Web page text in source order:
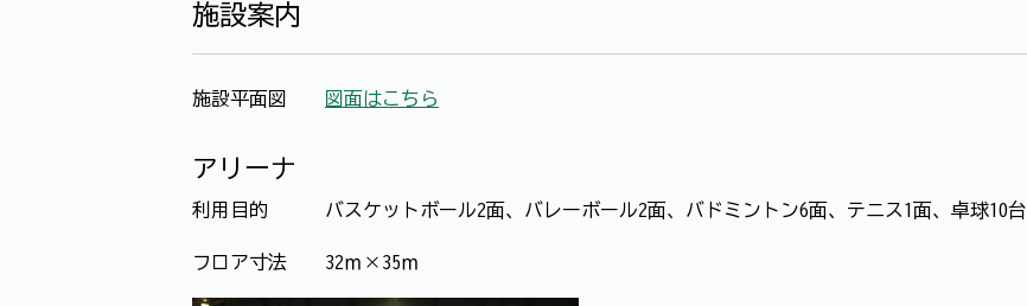
施設案内
施設平面図 図面はこちら
アリーナ
利用目的 バスケットボール2面、バレーボール2面、バドミントン6面、テニス1面、卓球10台
フロア寸法 32ｍ×35ｍ